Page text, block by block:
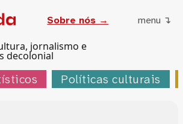
jornalismo e
decolonial
Sobre nós → menu ↴
Políticas culturais